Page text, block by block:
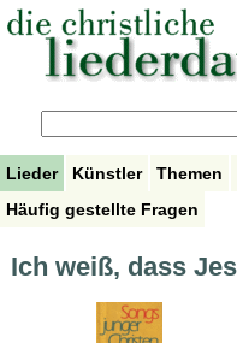
Lieder Künstler Themen
Häufig gestellte Fragen
Ich weiß, dass